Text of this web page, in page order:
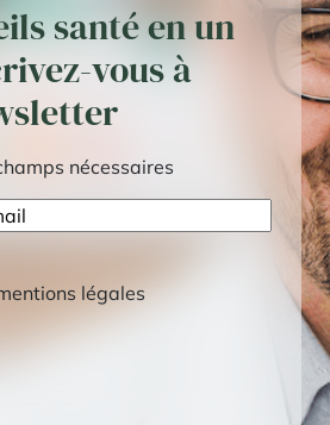
santé en un
vous à
nécessaires
légales